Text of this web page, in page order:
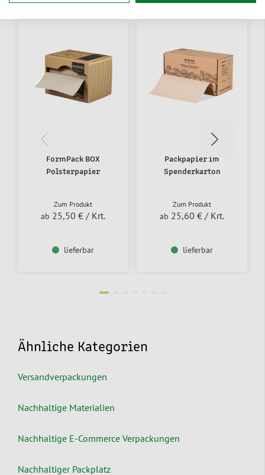
FormPack BOX
Polsterpapier
Zum Produkt
ab 25,50 € / Krt.
lieferbar
Packpapier im
Spenderkarton
Zum Produkt
ab 25,60 € / Krt.
lieferbar
Ähnliche Kategorien
Versandverpackungen
Nachhaltige Materialien
Nachhaltige E-Commerce Verpackungen
Nachhaltiger Packplatz